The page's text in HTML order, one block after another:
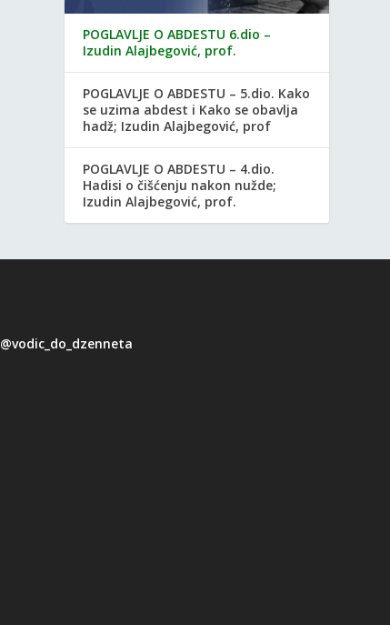
POGLAVLJE O ABDESTU 6.dio –
Izudin Alajbegović, prof.
POGLAVLJE O ABDESTU – 5.dio. Kako
se uzima abdest i Kako se obavlja
hadž; Izudin Alajbegović, prof
POGLAVLJE O ABDESTU – 4.dio.
Hadisi o čišćenju nakon nužde;
Izudin Alajbegović, prof.
@vodic_do_dzenneta